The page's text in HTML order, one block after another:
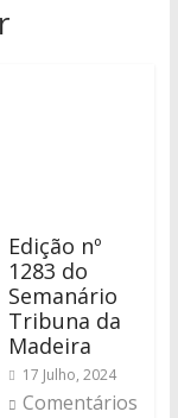
Edição nº
1283 do
Semanário
Tribuna da
Madeira
17 Julho, 2024
Comentários